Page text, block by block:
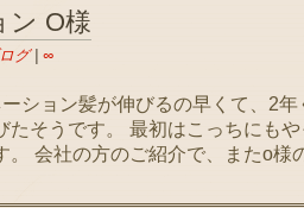
ン O様
グ| ∞
ション髪が伸びるの早くて、2年
たそうです。 最初はこっちにも
。 会社の方のご紹介で、またo様